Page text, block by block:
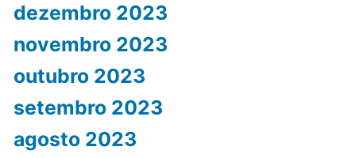
dezembro 2023
novembro 2023
outubro 2023
setembro 2023
agosto 2023